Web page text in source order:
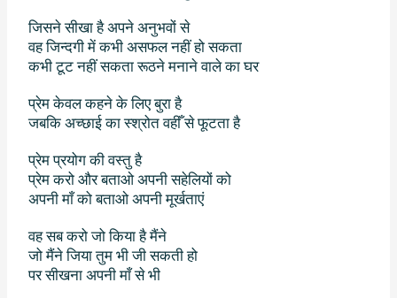
जिसने सीखा है अपने अनुभवों से
वह जिन्दगी में कभी असफल नहीं हो सकता
कभी टूट नहीं सकता रूठने मनाने वाले का घर
प्रेम केवल कहने के लिए बुरा है
जबकि अच्छाई का स्श्रोत वहीँ से फूटता है
प्रेम प्रयोग की वस्तु है
प्रेम करो और बताओ अपनी सहेलियों को
अपनी माँ को बताओ अपनी मूर्खताएं
वह सब करो जो किया है मैंने
जो मैंने जिया तुम भी जी सकती हो
पर सीखना अपनी माँ से भी